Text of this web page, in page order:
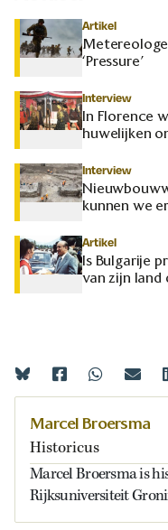
Artikel
‘Pressure’
Interview
In Florence
huwelijken
Interview
kunnen we
Artikel
Is Bulgarije
van zijn
Marcel Broersma
Historicus
Marcel Broersma is
Rijksuniversiteit